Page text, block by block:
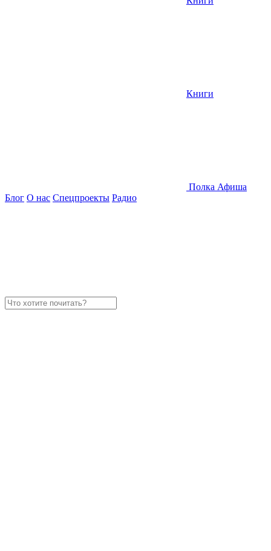
Книги
Полка Афиша
Блог О нас Спецпроекты Радио